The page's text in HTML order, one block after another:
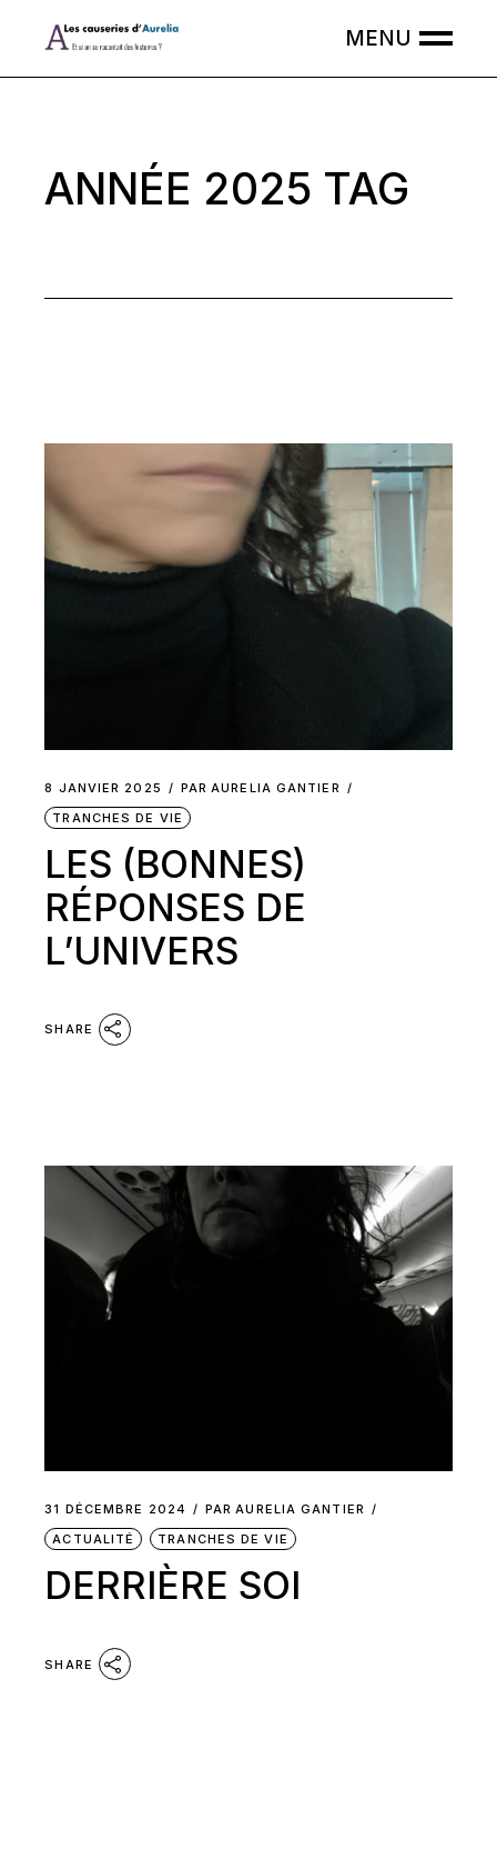
ANNÉE 2025 TAG
8 JANVIER 2025 PAR AURELIA GANTIER
TRANCHES DE VIE
LES (BONNES)
RÉPONSES DE
L’UNIVERS
SHARE
31 DÉCEMBRE 2024 PAR AURELIA GANTIER
ACTUALITÉ
TRANCHES DE VIE
DERRIÈRE SOI
SHARE